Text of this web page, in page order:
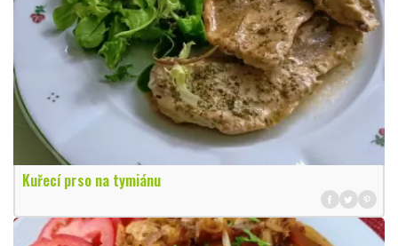
Kuřecí prso na tymiánu